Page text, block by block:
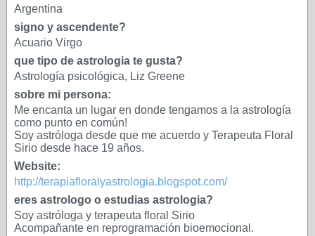
Argentina
signo y ascendente?
Acuario Virgo
que tipo de astrologia te gusta?
Astrología psicológica, Liz Greene
sobre mi persona:
Me encanta un lugar en donde tengamos a la astrología
como punto en común!
Soy astróloga desde que me acuerdo y Terapeuta Floral
Sirio desde hace 19 años.
Website:
http://terapiafloralyastrologia.blogspot.com/
eres astrologo o estudias astrologia?
Soy astróloga y terapeuta floral Sirio
Acompañante en reprogramación bioemocional.